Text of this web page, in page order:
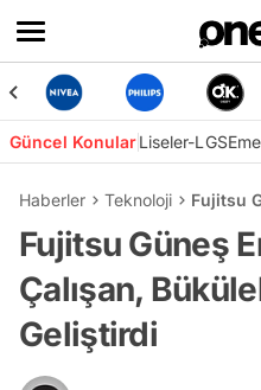
Güncel KonularLiseler-LGS
Haberler Teknoloji Fujitsu
Fujitsu Güneş
Çalışan,
Geliştirdi